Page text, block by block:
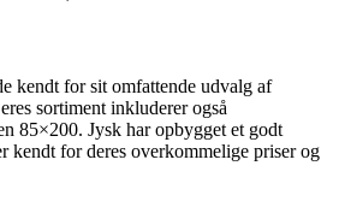
kendt for sit omfattende udvalg af
sortiment inkluderer også
85×200. Jysk har opbygget et godt
kendt for deres overkommelige priser og